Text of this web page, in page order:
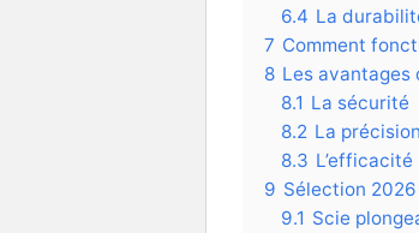
6.4 La
7 Comment
8 Les avantages
8.1 La sécurité
8.2 La précision
8.3 L’efficacité
9 Sélection
9.1 Scie